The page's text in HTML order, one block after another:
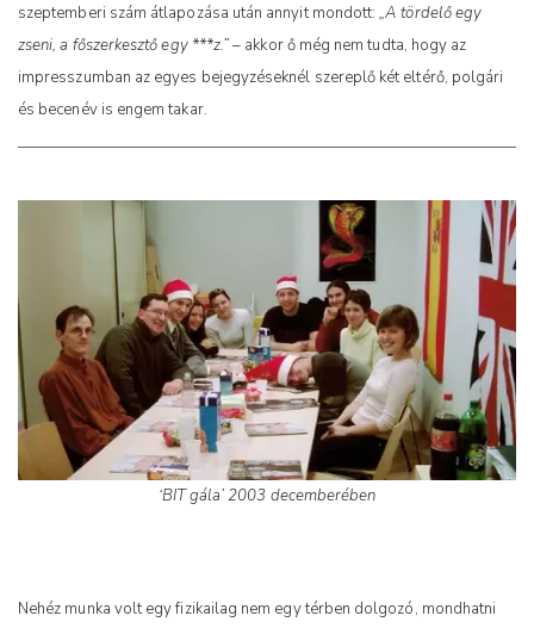
szeptemberi szám átlapozása után annyit mondott:„A tördelő egy
zseni, a főszerkesztő egy ***z.”– akkor ő még nem tudta, hogy az
impresszumban az egyes bejegyzéseknél szereplő két eltérő, polgári
és becenév is engem takar.
‘BIT gála’ 2003 decemberében
Nehéz munka volt egy fizikailag nem egy térben dolgozó, mondhatni